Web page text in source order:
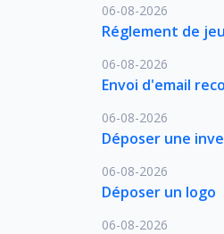
06-08-2026
Réglement de
06-08-2026
Envoi d'email
06-08-2026
Déposer une
06-08-2026
Déposer un logo
06-08-2026